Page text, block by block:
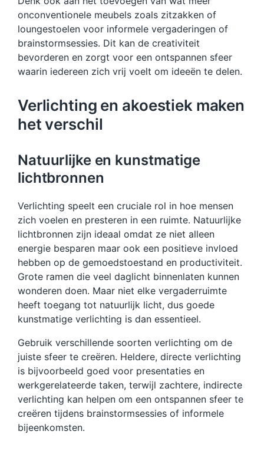
onconventionele meubels zoals zitzakken of
loungestoelen voor informele vergaderingen of
brainstormsessies. Dit kan de creativiteit
bevorderen en zorgt voor een ontspannen sfeer
waarin iedereen zich vrij voelt om ideeën te delen.
Verlichting en akoestiek maken
het verschil
Natuurlijke en kunstmatige
lichtbronnen
Verlichting speelt een cruciale rol in hoe mensen
zich voelen en presteren in een ruimte. Natuurlijke
lichtbronnen zijn ideaal omdat ze niet alleen
energie besparen maar ook een positieve invloed
hebben op de gemoedstoestand en productiviteit.
Grote ramen die veel daglicht binnenlaten kunnen
wonderen doen. Maar niet elke vergaderruimte
heeft toegang tot natuurlijk licht, dus goede
kunstmatige verlichting is dan essentieel.
Gebruik verschillende soorten verlichting om de
juiste sfeer te creëren. Heldere, directe verlichting
is bijvoorbeeld goed voor presentaties en
werkgerelateerde taken, terwijl zachtere, indirecte
verlichting kan helpen om een ontspannen sfeer te
creëren tijdens brainstormsessies of informele
bijeenkomsten.